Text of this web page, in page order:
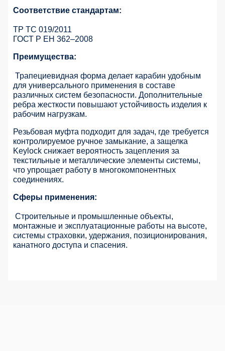
Соответствие стандартам:
ТР ТС 019/2011
ГОСТ Р ЕН 362–2008
Преимущества:
Трапециевидная форма делает карабин удобным
для универсального применения в составе
различных систем безопасности. Дополнительные
ребра жесткости повышают устойчивость изделия к
рабочим нагрузкам.
Резьбовая муфта подходит для задач, где требуется
контролируемое ручное замыкание, а защелка
Keylock снижает вероятность зацепления за
текстильные и металлические элементы системы,
что упрощает работу в многокомпонентных
соединениях.
Сферы применения:
Строительные и промышленные объекты,
монтажные и эксплуатационные работы на высоте,
системы страховки, удержания, позиционирования,
канатного доступа и спасения.